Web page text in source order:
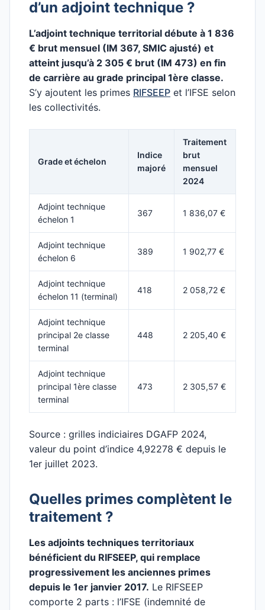
d’un adjoint technique ?
L’adjoint technique territorial débute à 1 836
€ brut mensuel (IM 367, SMIC ajusté) et
atteint jusqu’à 2 305 € brut (IM 473) en fin
de carrière au grade principal 1ère classe.
S’y ajoutent les primes RIFSEEP et l’IFSE selon
les collectivités.
Grade et échelon
Indice
majoré
Traitement
brut
mensuel
2024
Adjoint technique
échelon 1
367 1 836,07 €
Adjoint technique
échelon 6
389 1 902,77 €
Adjoint technique
échelon 11 (terminal)
418 2 058,72 €
Adjoint technique
principal 2e classe
terminal
448 2 205,40 €
Adjoint technique
principal 1ère classe
terminal
473 2 305,57 €
Source : grilles indiciaires DGAFP 2024,
valeur du point d’indice 4,92278 € depuis le
1er juillet 2023.
Quelles primes complètent le
traitement ?
Les adjoints techniques territoriaux
bénéficient du RIFSEEP, qui remplace
progressivement les anciennes primes
depuis le 1er janvier 2017. Le RIFSEEP
comporte 2 parts : l’IFSE (indemnité de